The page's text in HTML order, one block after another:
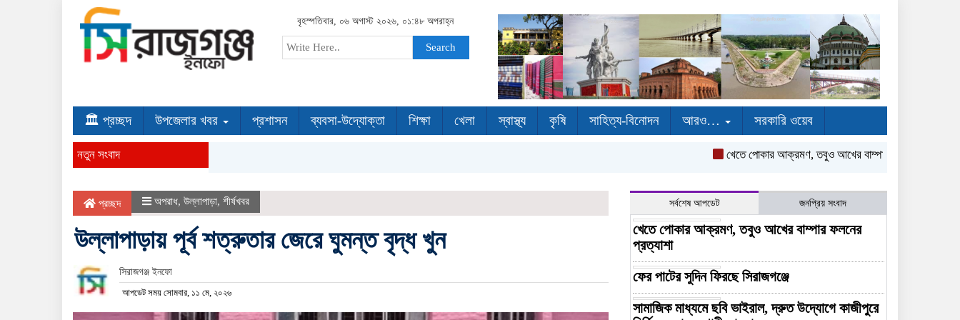
বৃহস্পতিবার, ০৬ অগাস্ট ২০২৬, ০১:৪৮ অপরাহ্ন
Search
🏛 প্রচ্ছদ উপজেলার খবর প্রশাসন ব্যবসা-উদ্যোক্তা শিক্ষা খেলা স্বাস্থ্য কৃষি সাহিত্য-বিনোদন আরও… সরকারি ওয়েব
নতুন সংবাদ খেতে পোকার আক্রমণ, তবুও আখের বাম্পার ফলনের প্রত্যাশা
প্রচ্ছদ অপরাধ, উল্লাপাড়া, শীর্ষখবর
উল্লাপাড়ায় পূর্ব শত্রুতার জেরে ঘুমন্ত বৃদ্ধ খুন
সিরাজগঞ্জ ইনফো
আপডেট সময় সোমবার, ১১ মে, ২০২৬
সর্বশেষ আপডেট জনপ্রিয় সংবাদ
খেতে পোকার আক্রমণ, তবুও আখের বাম্পার ফলনের
প্রত্যাশা
ফের পাটের সুদিন ফিরছে সিরাজগঞ্জে
সামাজিক মাধ্যমে ছবি ভাইরাল, দ্রুত উদ্যোগে কাজীপুরে